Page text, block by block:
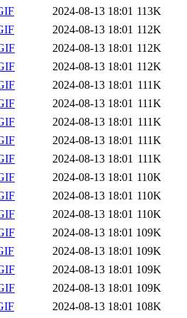
2024-08-13 18:01 113K
2024-08-13 18:01 112K
2024-08-13 18:01 112K
2024-08-13 18:01 112K
2024-08-13 18:01 111K
2024-08-13 18:01 111K
2024-08-13 18:01 111K
2024-08-13 18:01 111K
2024-08-13 18:01 111K
2024-08-13 18:01 110K
2024-08-13 18:01 110K
2024-08-13 18:01 110K
2024-08-13 18:01 109K
2024-08-13 18:01 109K
2024-08-13 18:01 109K
2024-08-13 18:01 109K
2024-08-13 18:01 108K